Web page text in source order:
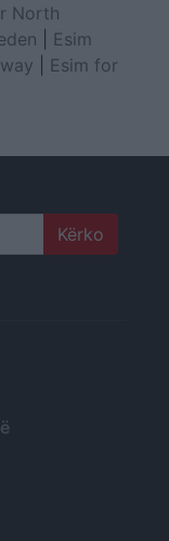
North
Esim
Esim for